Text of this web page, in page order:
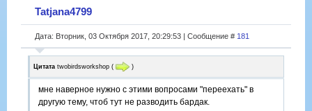
Tatjana4799
Дата: Вторник, 03 Октября 2017, 20:29:53 | Сообщение # 181
Цитата twobirdsworkshop ( )
мне наверное нужно с этими вопросами "переехать" в
другую тему, чтоб тут не разводить бардак.